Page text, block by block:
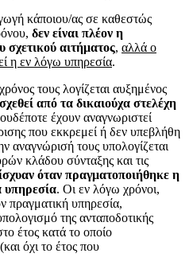
κάποιου/ας σε καθεστώς
δεν είναι πλέον η
σχετικού αιτήματος, αλλά ο
η εν λόγω υπηρεσία.
τους λογίζεται αυξημένος
από τα δικαιούχα στελέχη
έχουν αναγνωριστεί
που εκκρεμεί ή δεν υπεβλήθη
αναγνώρισή τους υπολογίζεται
κλάδου σύνταξης και τις
όταν πραγματοποιήθηκε η
υπηρεσία. Οι εν λόγω χρόνοι,
πραγματική υπηρεσία,
της ανταποδοτικής
έτος κατά το οποίο
όχι το έτος που